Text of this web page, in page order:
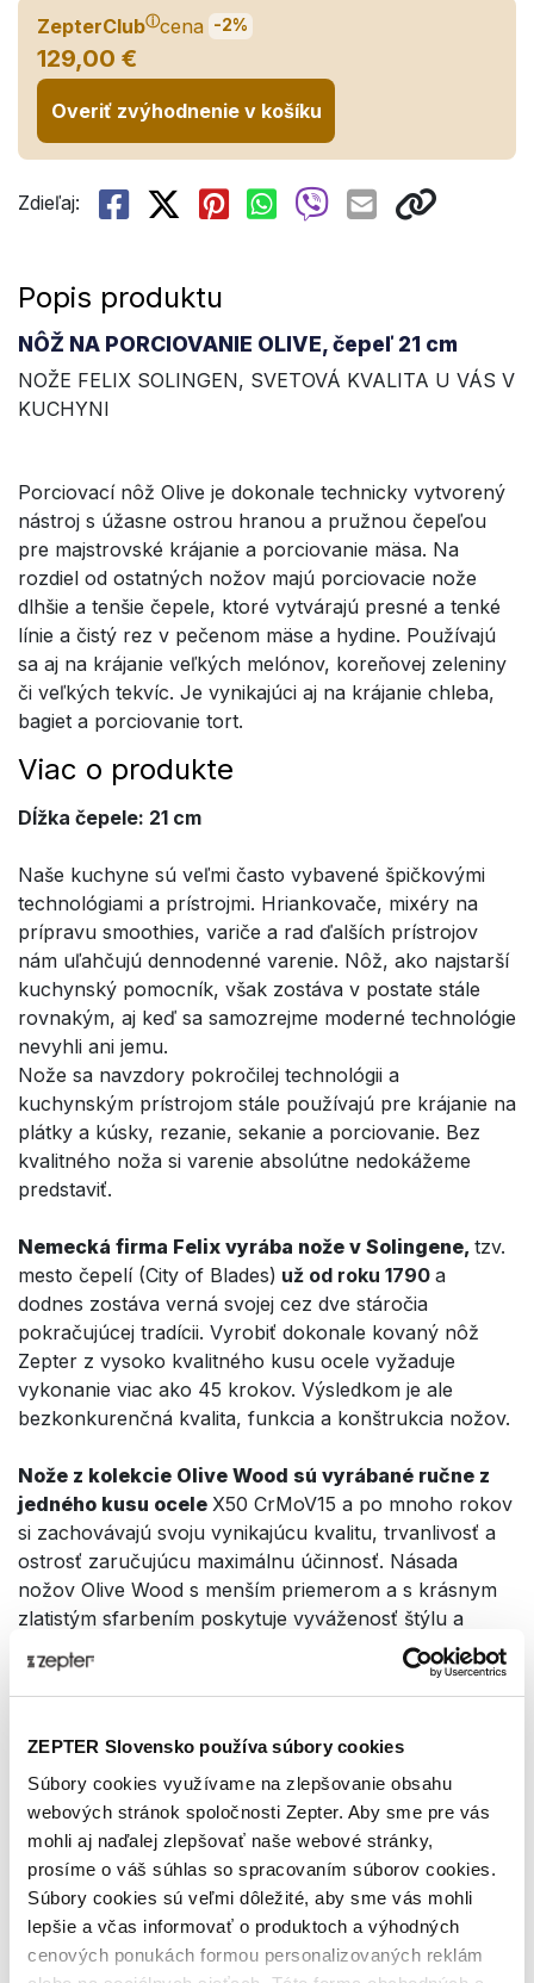
ZEPTER Slovensko používa súbory cookies
Súbory cookies využívame na zlepšovanie obsahu
webových stránok spoločnosti Zepter. Aby sme pre vás
mohli aj naďalej zlepšovať naše webové stránky,
prosíme o váš súhlas so spracovaním súborov cookies.
Súbory cookies sú veľmi dôležité, aby sme vás mohli
lepšie a včas informovať o produktoch a výhodných
cenových ponukách formou personalizovaných reklám
ZepterClubⓘcena -2%
129,00 €
Overiť zvýhodnenie v košíku
Zdieľaj:
Popis produktu
NÔŽ NA PORCIOVANIE OLIVE, čepeľ 21 cm
NOŽE FELIX SOLINGEN, SVETOVÁ KVALITA U VÁS V
KUCHYNI
Porciovací nôž Olive je dokonale technicky vytvorený
nástroj s úžasne ostrou hranou a pružnou čepeľou
pre majstrovské krájanie a porciovanie mäsa. Na
rozdiel od ostatných nožov majú porciovacie nože
dlhšie a tenšie čepele, ktoré vytvárajú presné a tenké
línie a čistý rez v pečenom mäse a hydine. Používajú
sa aj na krájanie veľkých melónov, koreňovej zeleniny
či veľkých tekvíc. Je vynikajúci aj na krájanie chleba,
bagiet a porciovanie tort.
Viac o produkte
Dĺžka čepele: 21 cm
Naše kuchyne sú veľmi často vybavené špičkovými
technológiami a prístrojmi. Hriankovače, mixéry na
prípravu smoothies, variče a rad ďalších prístrojov
nám uľahčujú dennodenné varenie. Nôž, ako najstarší
kuchynský pomocník, však zostáva v postate stále
rovnakým, aj keď sa samozrejme moderné technológie
nevyhli ani jemu.
Nože sa navzdory pokročilej technológii a
kuchynským prístrojom stále používajú pre krájanie na
plátky a kúsky, rezanie, sekanie a porciovanie. Bez
kvalitného noža si varenie absolútne nedokážeme
predstaviť.
Nemecká firma Felix vyrába nože v Solingene, tzv.
mesto čepelí (City of Blades) už od roku 1790 a
dodnes zostáva verná svojej cez dve stáročia
pokračujúcej tradícii. Vyrobiť dokonale kovaný nôž
Zepter z vysoko kvalitného kusu ocele vyžaduje
vykonanie viac ako 45 krokov. Výsledkom je ale
bezkonkurenčná kvalita, funkcia a konštrukcia nožov.
Nože z kolekcie Olive Wood sú vyrábané ručne z
jedného kusu ocele X50 CrMoV15 a po mnoho rokov
si zachovávajú svoju vynikajúcu kvalitu, trvanlivosť a
ostrosť zaručujúcu maximálnu účinnosť. Násada
nožov Olive Wood s menším priemerom a s krásnym
zlatistým sfarbením poskytuje vyváženosť štýlu a
funkčnosti. Umožňuje tak dokonalé uchopenie noža aj
pre drobnejšie ruky a zaisťuje pevnú priľnavosť pri
vykonávaní sérií úloh.
Olivové drevo je známe svojimi antibakteriálnymi
vlastnosťami,vďaka ktorým je tento nôž
hygienickejší pre použitie. Pri malom ošetrení násady z
olivového dreva si prírodné drevo zachová svoju
štruktúru a intenzívne sfarbenie aj pre nadchádzajúce
roky.
Technické dáta